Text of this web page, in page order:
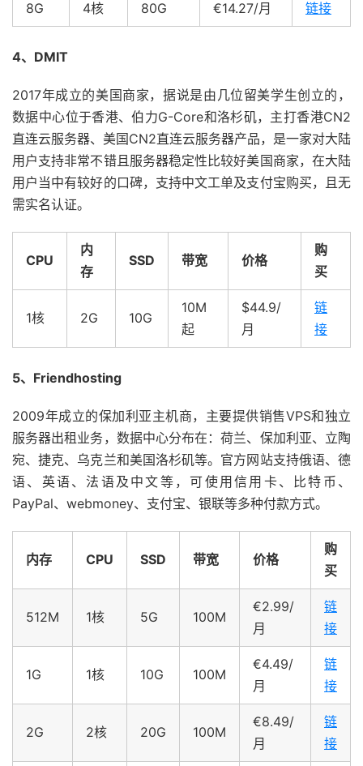
8G 4核 80G €14.27/月 链接
4、DMIT
2017年成立的美国商家，据说是由几位留美学生创立的，
数据中心位于香港、伯力G-Core和洛杉矶，主打香港CN2
直连云服务器、美国CN2直连云服务器产品，是一家对大陆
用户支持非常不错且服务器稳定性比较好美国商家，在大陆
用户当中有较好的口碑，支持中文工单及支付宝购买，且无
需实名认证。
CPU
内
存
SSD 带宽 价格
购
买
1核 2G 10G
10M
起
$44.9/
月
链
接
5、Friendhosting
2009年成立的保加利亚主机商，主要提供销售VPS和独立
服务器出租业务，数据中心分布在：荷兰、保加利亚、立陶
宛、捷克、乌克兰和美国洛杉矶等。官方网站支持俄语、德
语、英语、法语及中文等，可使用信用卡、比特币、
PayPal、webmoney、支付宝、银联等多种付款方式。
内存 CPU SSD 带宽 价格
购
买
512M 1核 5G 100M
€2.99/
月
链
接
1G 1核 10G 100M
€4.49/
月
链
接
2G 2核 20G 100M
€8.49/
月
链
接